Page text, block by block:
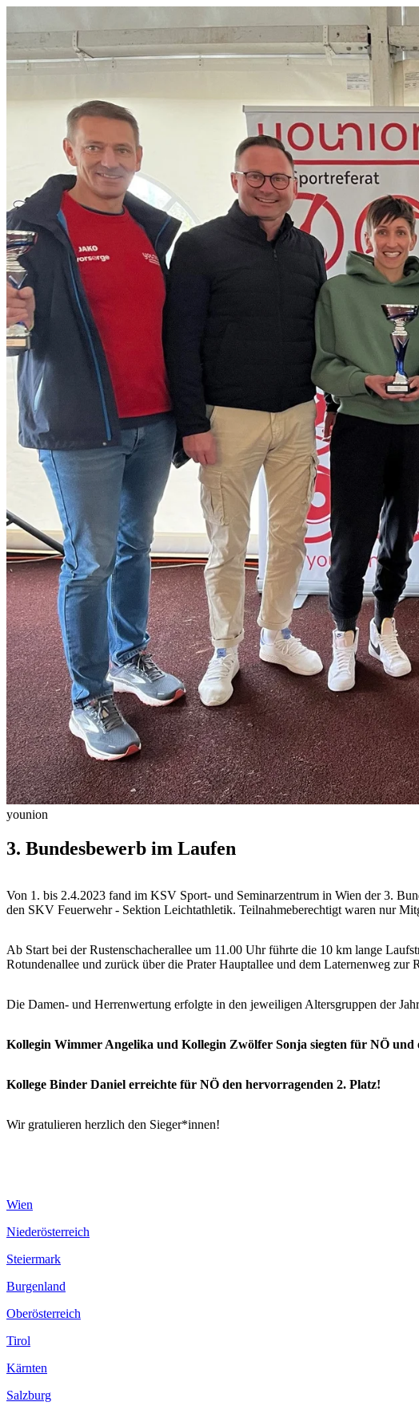
younion
3. Bundesbewerb im Laufen
Von 1. bis 2.4.2023 fand im KSV Sport- und Seminarzentrum in Wien der 3.
den SKV Feuerwehr - Sektion Leichtathletik. Teilnahmeberechtigt waren nur
Ab Start bei der Rustenschacherallee um 11.00 Uhr führte die 10 km lange
Rotundenallee und zurück über die Prater Hauptallee und dem Laternenweg zur
Die Damen- und Herrenwertung erfolgte in den jeweiligen Altersgruppen der
Kollegin Wimmer Angelika und Kollegin Zwölfer Sonja siegten für NÖ und
Kollege Binder Daniel erreichte für NÖ den hervorragenden 2. Platz!
Wir gratulieren herzlich den Sieger*innen!
Wien
Niederösterreich
Steiermark
Burgenland
Oberösterreich
Tirol
Kärnten
Salzburg